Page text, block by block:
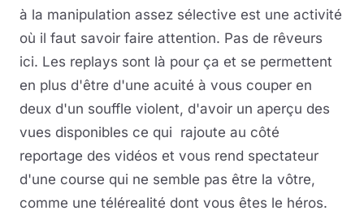
à la manipulation assez sélective est une activité
où il faut savoir faire attention. Pas de rêveurs
ici. Les replays sont là pour ça et se permettent
en plus d'être d'une acuité à vous couper en
deux d'un souffle violent, d'avoir un aperçu des
vues disponibles ce qui rajoute au côté
reportage des vidéos et vous rend spectateur
d'une course qui ne semble pas être la vôtre,
comme une télérealité dont vous êtes le héros.